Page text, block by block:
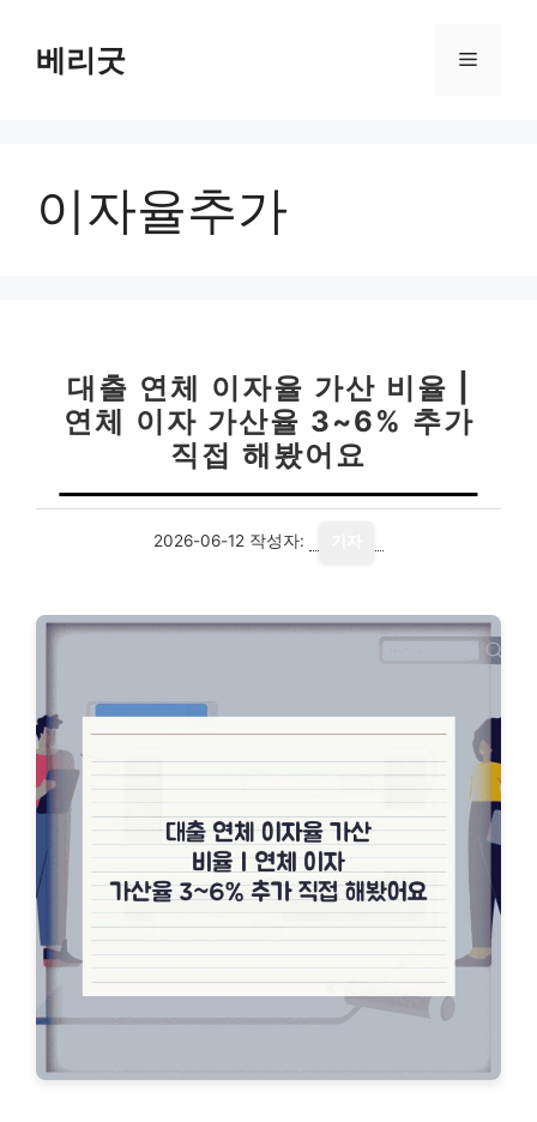
베리굿 메
이자율추가
대출 연체 이자율 가산 비율 |
연체 이자 가산율 3~6% 추가
직접 해봤어요
2026-06-12 작성자: